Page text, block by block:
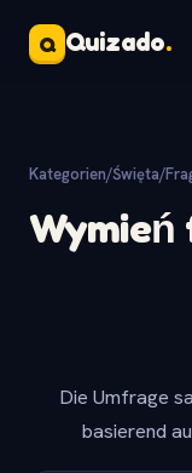
Q Quizado.
Kategorien/Święta/
Die Umfrage
basierend